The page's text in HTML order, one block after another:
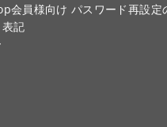
会員様向け パスワード再設定
記